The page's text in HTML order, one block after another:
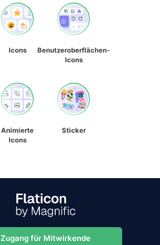
Icons
Benutzeroberflächen-
Icons
Animierte
Icons
Sticker
Zugang für Mitwirkende